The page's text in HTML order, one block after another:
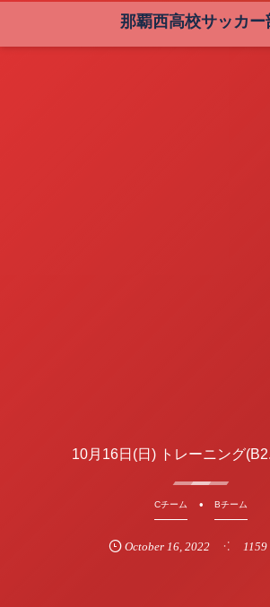
那覇西高校サッカー
10月16日(日) トレーニング
Cチーム Bチーム
October 16, 2022